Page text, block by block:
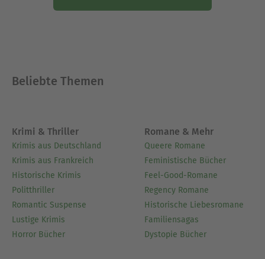
Beliebte Themen
Krimi & Thriller
Krimis aus Deutschland
Krimis aus Frankreich
Historische Krimis
Politthriller
Romantic Suspense
Lustige Krimis
Horror Bücher
Romane & Mehr
Queere Romane
Feministische Bücher
Feel-Good-Romane
Regency Romane
Historische Liebesromane
Familiensagas
Dystopie Bücher